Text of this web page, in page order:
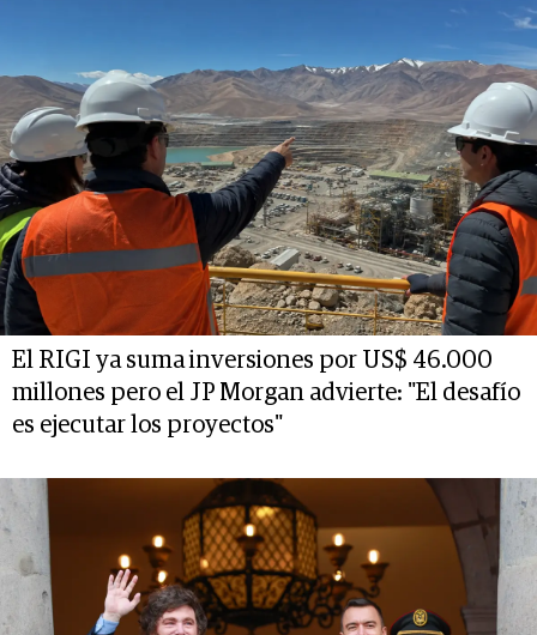
El RIGI ya suma inversiones por US$ 46.000
millones pero el JP Morgan advierte: "El desafío
es ejecutar los proyectos"